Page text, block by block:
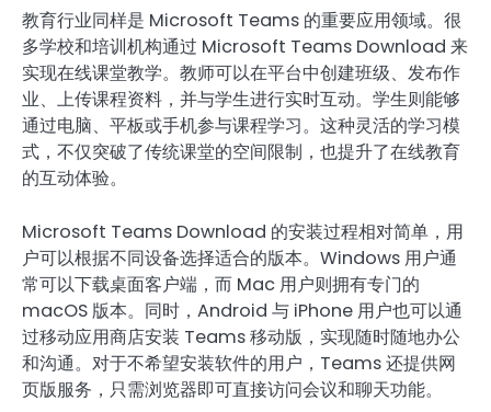
教育行业同样是 Microsoft Teams 的重要应用领域。很
多学校和培训机构通过 Microsoft Teams Download 来
实现在线课堂教学。教师可以在平台中创建班级、发布作
业、上传课程资料，并与学生进行实时互动。学生则能够
通过电脑、平板或手机参与课程学习。这种灵活的学习模
式，不仅突破了传统课堂的空间限制，也提升了在线教育
的互动体验。
Microsoft Teams Download 的安装过程相对简单，用
户可以根据不同设备选择适合的版本。Windows 用户通
常可以下载桌面客户端，而 Mac 用户则拥有专门的
macOS 版本。同时，Android 与 iPhone 用户也可以通
过移动应用商店安装 Teams 移动版，实现随时随地办公
和沟通。对于不希望安装软件的用户，Teams 还提供网
页版服务，只需浏览器即可直接访问会议和聊天功能。